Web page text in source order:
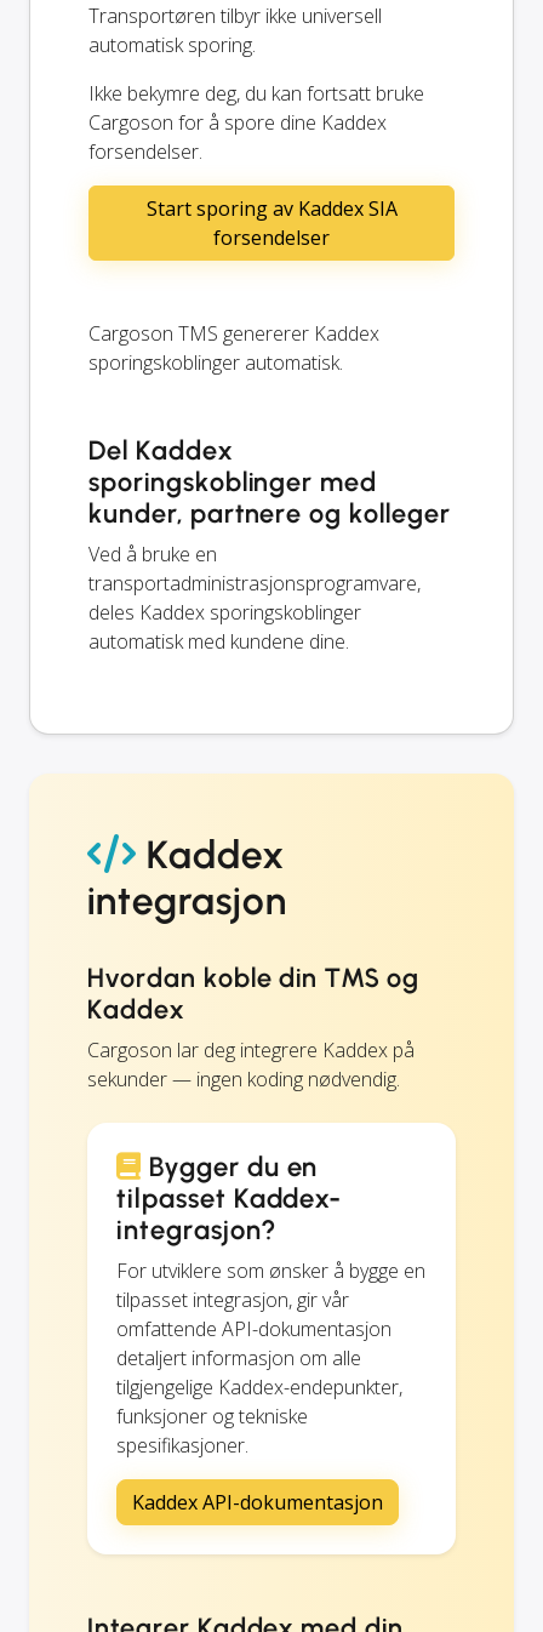
Transportøren tilbyr ikke universell
automatisk sporing.
Ikke bekymre deg, du kan fortsatt bruke
Cargoson for å spore dine Kaddex
forsendelser.
Start sporing av Kaddex SIA
forsendelser
Cargoson TMS genererer Kaddex
sporingskoblinger automatisk.
Del Kaddex
sporingskoblinger med
kunder, partnere og kolleger
Ved å bruke en
transportadministrasjonsprogramvare,
deles Kaddex sporingskoblinger
automatisk med kundene dine.
Kaddex
integrasjon
Hvordan koble din TMS og
Kaddex
Cargoson lar deg integrere Kaddex på
sekunder — ingen koding nødvendig.
Bygger du en
tilpasset Kaddex-
integrasjon?
For utviklere som ønsker å bygge en
tilpasset integrasjon, gir vår
omfattende API-dokumentasjon
detaljert informasjon om alle
tilgjengelige Kaddex-endepunkter,
funksjoner og tekniske
spesifikasjoner.
Kaddex API-dokumentasjon